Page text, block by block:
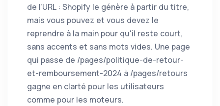
de l'URL : Shopify le génère à partir du titre,
mais vous pouvez et vous devez le
reprendre à la main pour qu'il reste court,
sans accents et sans mots vides. Une page
qui passe de /pages/politique-de-retour-
et-remboursement-2024 à /pages/retours
gagne en clarté pour les utilisateurs
comme pour les moteurs.